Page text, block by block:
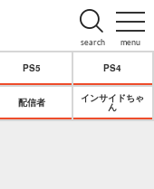
menu
search
PS5 PS4
配信者
インサイドちゃ
ん